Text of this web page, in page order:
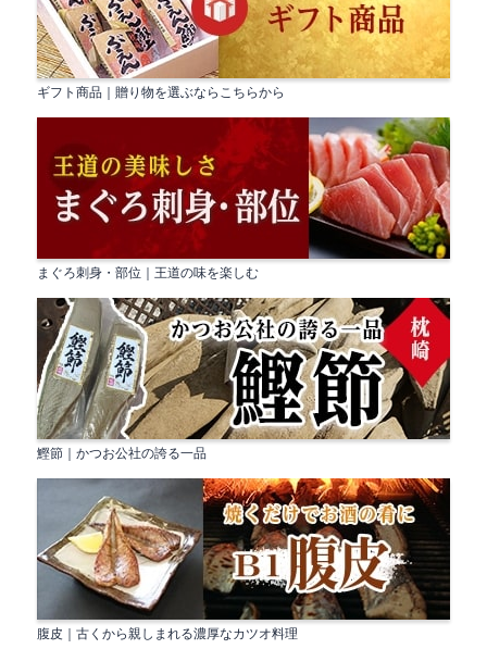
ギフト商品｜贈り物を選ぶならこちらから
まぐろ刺身・部位｜王道の味を楽しむ
鰹節｜かつお公社の誇る一品
腹皮｜古くから親しまれる濃厚なカツオ料理